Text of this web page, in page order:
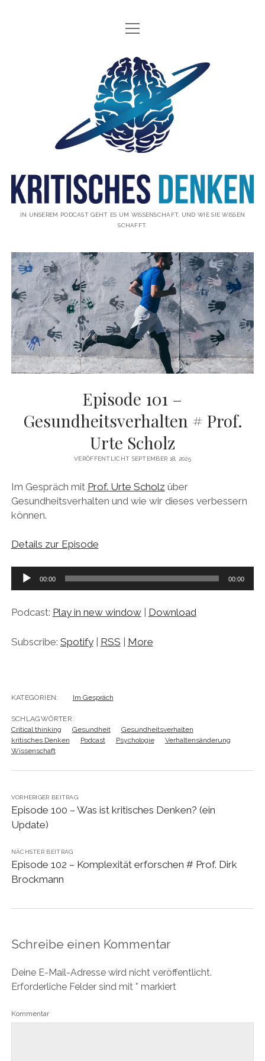
INFO
ÜBER UNS
WAS IST KRITISCHES DENKEN?
GÄSTE
THEMEN
UNTERSTÜTZUNG
KONTAKT
DAS BUCH ZUM PODCAST
facebook
linkedinyoutube
emailmastodon
patreonspotify
Menü
öffnen
Kritisches
Podcast
IN UNSEREM PODCAST GEHT ES UM WISSENSCHAFT, UND WIE SIE WISSEN
SCHAFFT.
Episode 101 –
Gesundheitsverhalten # Prof.
Urte Scholz
VERÖFFENTLICHT SEPTEMBER 18, 2025
Im Gespräch mit Prof. Urte Scholz über
Gesundheitsverhalten und wie wir dieses verbessern
können.
Details zur Episode
Audio-
00:00 00:00
Podcast: Play in new window| Download
Subscribe: Spotify| RSS | More
KATEGORIEN: Im Gespräch
SCHLAGWÖRTER:
Critical thinking
Gesundheit
Gesundheitsverhalten
kritisches Denken
Podcast Psychologie
Verhaltensänderung
Wissenschaft
VORHERIGER BEITRAG
Episode 100 – Was ist kritisches Denken? (ein
Update)
NÄCHSTER BEITRAG
Episode 102 – Komplexität erforschen # Prof. Dirk
Brockmann
Schreibe einen Kommentar
Deine E-Mail-Adresse wird nicht veröffentlicht.
Erforderliche Felder sind mit * markiert
Kommentar